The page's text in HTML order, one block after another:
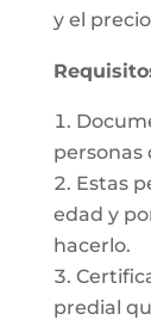
y el
personas
Estas
edad y
hacerlo.
predial